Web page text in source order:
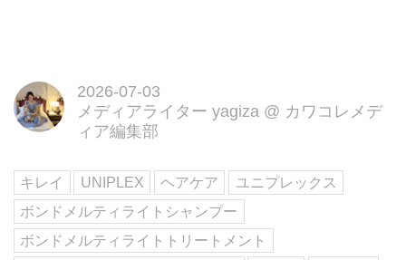
2026-07-03
メディアライター yagiza @ カワコレメデ
ィア編集部
キレイ UNIPLEX ヘアケア
ユニプレックス
ボンドメルティライトシャンプー
ボンドメルティライトトリートメント